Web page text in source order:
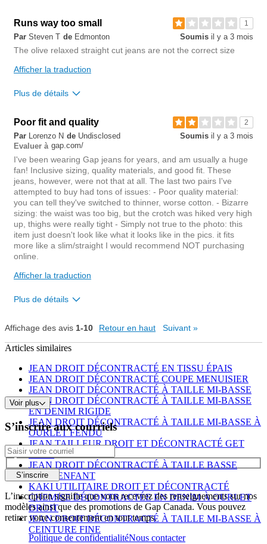
Overall size
Est-ce que cet avis est
utile?
1
Runs way too small
Soumis il y a 3 mois
Par Steven T de Edmonton
The olive relaxed straight cut jeans are not the correct size
Afficher la traduction
Plus de détails
Continuer les achatsNon, je ne recommande pas ce produit
Est-ce que cet avis est
utile?
0
0
Signaler un
avis
2
Poor fit and quality
Soumis il y a 3 mois
Par Lorenzo N de Undisclosed
Evaluer à gap.com/
I've been wearing Gap jeans for years, and am usually a huge
fan! Inclusive sizing, quality materials, and good fit. These
jeans, however, were not that at all. The last two pairs I've
attempted to buy had tons of issues: - Poor quality material:
you can tell they've switched to thinner, worse cotton. - Bizarre
sizing: the waist was too big, but the crotch was hiked very high
up, thighs were really tight - Simply not true to the photo: this
item just doesn't look like what it looks like in the pics. it fits
more like a slim/straight I would recommend NOT purchasing
online.
Afficher la traduction
Plus de détails
Overall size
small
Rise
lower
Waist
loose
Hips/Rear
tight
Continuer les achatsNon, je ne recommande pas ce produit
Est-ce que cet avis est
utile?
Signaler un
avis
Affichage des avis 1-10 Retour en haut Suivant »
Articles similaires
JEAN DROIT DÉCONTRACTÉ EN TISSU ÉPAIS
JEAN DROIT DÉCONTRACTÉ COUPE MENUISIER
JEAN DROIT DÉCONTRACTÉ À TAILLE MI-BASSE
JEAN DROIT DÉCONTRACTÉ À TAILLE MI-BASSE
EN DENIM RIGIDE
JEAN DROIT DÉCONTRACTÉ À TAILLE MI-BASSE À
OURLET FENDU
JEAN TAILLEUR DROIT ET DÉCONTRACTÉ GET
BLUE
JEAN DROIT DÉCONTRACTÉ À TAILLE BASSE
POUR ENFANT
KAKI UTILITAIRE DROIT ET DÉCONTRACTÉ
CHEMISE DÉCONTRACTÉE EN DENIM À OURLET
DROIT
JEAN DROIT DÉCONTRACTÉ À TAILLE MI-BASSE À
CEINTURE FINE
Voir plus
S’inscrire aux courriels
S’inscrire
L’inscription signifie que vous recevrez des renseignements sur nos
modèles ainsi que des promotions de Gap Canada. Vous pouvez
retirer votre consentement en tout temps.
Politique de confidentialitéNous contacter